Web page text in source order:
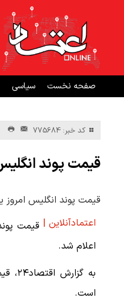
صفحه نخست سیاسی
کد خبر: 775684
قیمت پوند انگلیس
قیمت پوند انگلیس امروز یکشنبه ۱۰ خرداد
اعتمادآنلاین |
اعلام شد.
است.